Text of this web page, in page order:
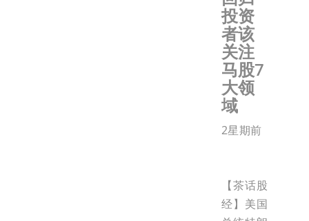
投资
者该
关注
马股7
大领
域
2星期前
【茶话股
经】美国